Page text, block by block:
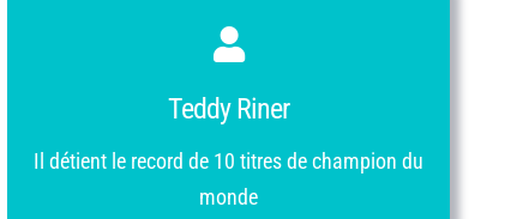
Teddy Riner
Il détient le record de 10 titres de champion du
monde